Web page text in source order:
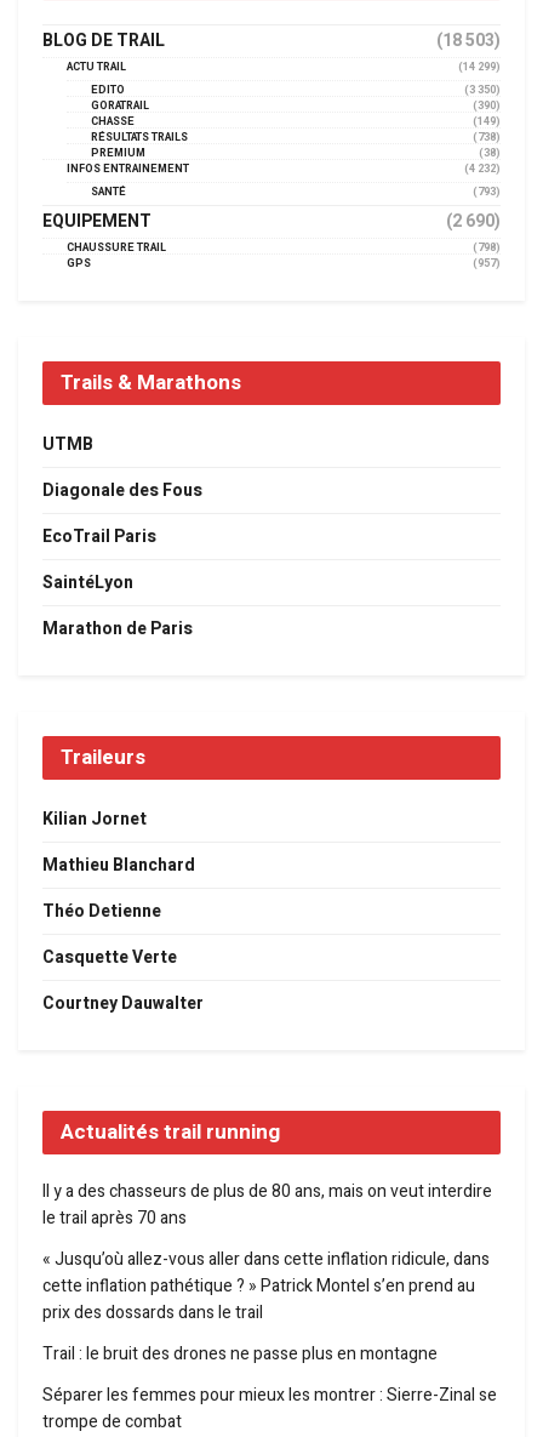
BLOG DE TRAIL (18 503)
ACTU TRAIL
(14 299)
EDITO
(3 350)
GORATRAIL
(390)
CHASSE
(149)
RÉSULTATS TRAILS
(738)
PREMIUM
(38)
INFOS ENTRAINEMENT
(4 232)
SANTÉ
(793)
EQUIPEMENT (2 690)
CHAUSSURE TRAIL
(798)
GPS
(957)
Trails & Marathons
UTMB
Diagonale des Fous
EcoTrail Paris
SaintéLyon
Marathon de Paris
Traileurs
Kilian Jornet
Mathieu Blanchard
Théo Detienne
Casquette Verte
Courtney Dauwalter
Actualités trail running
Il y a des chasseurs de plus de 80 ans, mais on veut interdire
le trail après 70 ans
« Jusqu’où allez-vous aller dans cette inflation ridicule, dans
cette inflation pathétique ? » Patrick Montel s’en prend au
prix des dossards dans le trail
Trail : le bruit des drones ne passe plus en montagne
Séparer les femmes pour mieux les montrer : Sierre-Zinal se
trompe de combat